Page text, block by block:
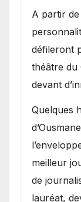
A partir
défileront
théâtre du
devant
Quelques
meilleur
de
lauréat,